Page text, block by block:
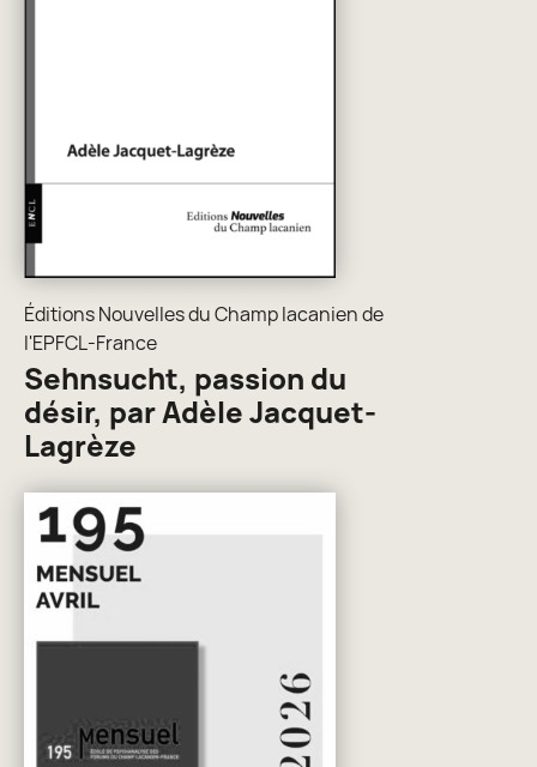
Éditions Nouvelles du Champ lacanien de
l'EPFCL-France
Sehnsucht, passion du
désir, par Adèle Jacquet-
Lagrèze